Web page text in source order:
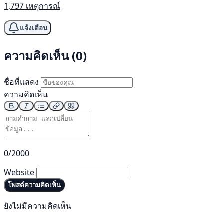
1,797 เหตุการณ์
แจ้งเตือน
ความคิดเห็น (0)
ชื่อที่แสดง
ความคิดเห็น
0/2000
Website
โพสต์ความคิดเห็น
ยังไม่มีความคิดเห็น